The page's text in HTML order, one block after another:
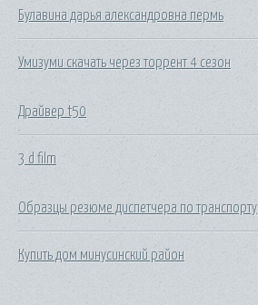
Булавина дарья александровна пермь
Умизуми скачать через торрент 4 сезон
Драйвер t50
3 d film
Образцы резюме диспетчера по транспорту
Купить дом минусинский район